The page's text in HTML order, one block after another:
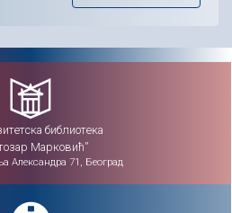
библиотека
Марковић”
Александра 71, Београд